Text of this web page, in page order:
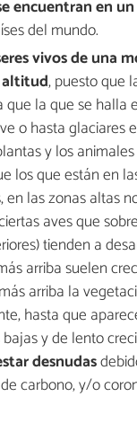
encuentran en
del mundo.
vivos de una
, puesto que
la que se halla
o hasta glaciares
y los
los que están en
en las zonas altas
aves que
tienden a
arriba suelen
arriba la
hasta que
y de lento
desnudas
carbono, y/o